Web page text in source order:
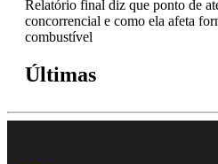
Relatório final diz que ponto de
concorrencial e como ela afeta
combustível
Últimas